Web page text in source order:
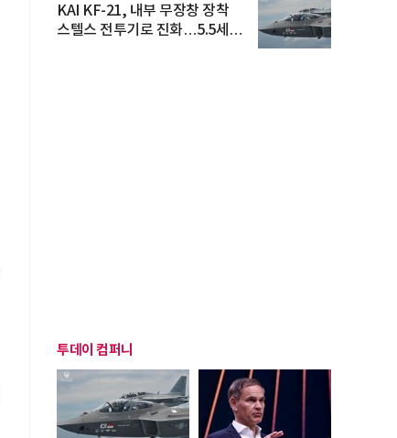
KAI KF-21, 내부 무장창 장착
스텔스 전투기로 진화…5.5세대
투데이 컴퍼니